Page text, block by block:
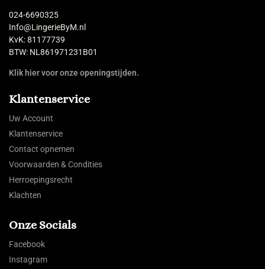
024-6690325
Info@LingerieByM.nl
KvK: 81177739
BTW: NL861971231B01
Klik hier voor onze openingstijden.
Klantenservice
Uw Account
Klantenservice
Contact opnemen
Voorwaarden & Condities
Herroepingsrecht
Klachten
Onze Socials
Facebook
Instagram